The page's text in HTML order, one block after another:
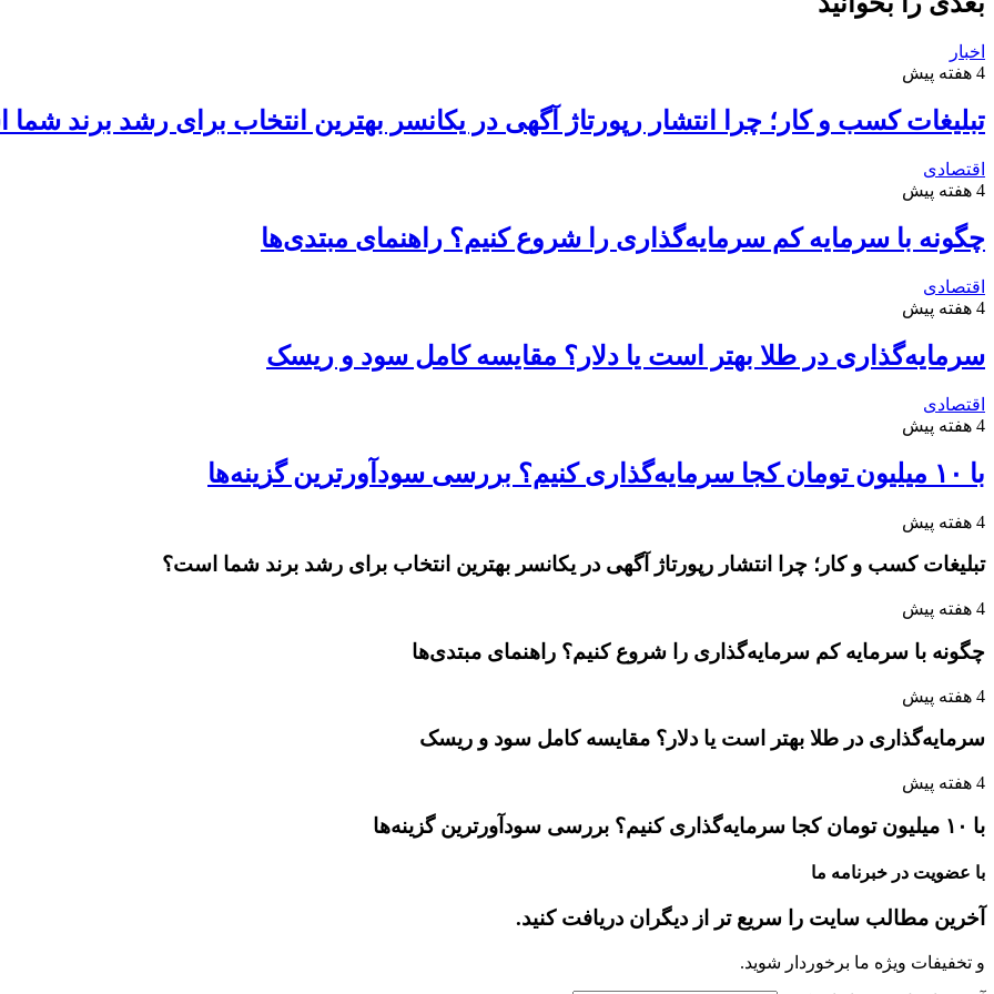
اخبار
4 هفته پیش
تبلیغات کسب و کار؛ چرا انتشار رپورتاژ آگهی در یکانسر بهترین انتخاب برای رشد برند
اقتصادی
4 هفته پیش
چگونه با سرمایه کم سرمایه‌گذاری را شروع کنیم؟ راهنمای مبتدی‌ها
اقتصادی
4 هفته پیش
سرمایه‌گذاری در طلا بهتر است یا دلار؟ مقایسه کامل سود و ریسک
اقتصادی
4 هفته پیش
با ۱۰ میلیون تومان کجا سرمایه‌گذاری کنیم؟ بررسی سودآورترین گزینه‌ها
4 هفته پیش
تبلیغات کسب و کار؛ چرا انتشار رپورتاژ آگهی در یکانسر بهترین انتخاب برای رشد برند شما است؟
4 هفته پیش
چگونه با سرمایه کم سرمایه‌گذاری را شروع کنیم؟ راهنمای مبتدی‌ها
4 هفته پیش
سرمایه‌گذاری در طلا بهتر است یا دلار؟ مقایسه کامل سود و ریسک
4 هفته پیش
با ۱۰ میلیون تومان کجا سرمایه‌گذاری کنیم؟ بررسی سودآورترین گزینه‌ها
با عضویت در خبرنامه ما
آخرین مطالب سایت را سریع تر از دیگران دریافت کنید.
و تخفیفات ویژه ما برخوردار شوید.